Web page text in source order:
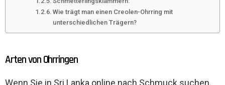
Wie trägt man einen Creolen-Ohrring mit
unterschiedlichen Trägern?
Arten von Ohrringen
Wenn Sie in Sri Lanka online nach Schmuck suchen,